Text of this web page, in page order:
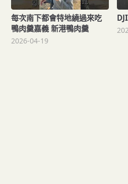
每次南下都會特地繞過來吃
鴨肉羹嘉義 新港鴨肉羹
2026-04-19